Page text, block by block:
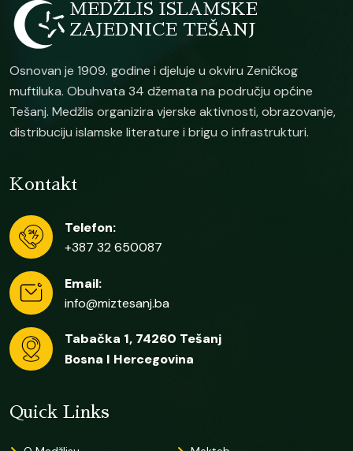
MEDŽLIS ISLAMSKE
ZAJEDNICE TEŠANJ
Osnovan je 1909. godine i djeluje u okviru Zeničkog
muftiluka. Obuhvata 34 džemata na području općine
Tešanj. Medžlis organizira vjerske aktivnosti, obrazovanje,
distribuciju islamske literature i brigu o infrastrukturi.
Kontakt
Telefon:
+387 32 650087
Email:
info@miztesanj.ba
Tabačka 1, 74260 Tešanj
Bosna I Hercegovina
Quick Links